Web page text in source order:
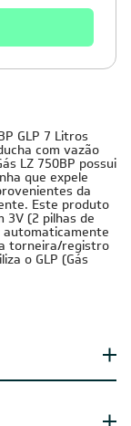
GLP 7 Litros
com vazão
LZ 750BP possui
que expele
da
Este produto
3V (2 pilhas de
automaticamente
torneira/registro
o GLP (Gás